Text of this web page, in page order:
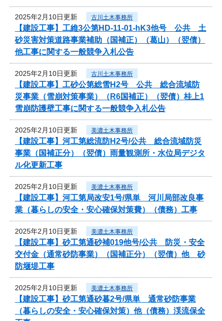
2025年2月10日更新 古川土木事務所
【建設工事】工維3公第HD-11-01-hK3他号 公共 土
砂災害対策道路事業補助（国補正）（葛山）（翌債）
他工事に関する一般競争入札公告
2025年2月10日更新 古川土木事務所
【建設工事】工砂公第総雪H2号 公共 総合流域防
災事業（雪崩対策事業）（R6国補正）（翌債）桂上1
雪崩防護壁工事に関する一般競争入札公告
2025年2月10日更新 美濃土木事務所
【建設工事】河工第総流防H2号/公共 総合流域防災
事業（国補正分）（翌債）雨量観測所・水位局デジタ
ル化更新工事
2025年2月10日更新 美濃土木事務所
【建設工事】河工第局改安1号/県単 河川局部改良事
業（暮らしの安全・安心確保対策費）（債務）工事
2025年2月10日更新 美濃土木事務所
【建設工事】砂工第通砂補019他号/公共 防災・安全
交付金（通常砂防事業）（国補正分）（翌債）他 砂
防堰堤工事
2025年2月10日更新 美濃土木事務所
【建設工事】砂工第通砂暮2号/県単 通常砂防事業
（暮らしの安全・安心確保対策）他（債務）渓流保全